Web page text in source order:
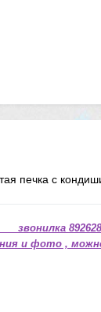
печка с
и фото ,